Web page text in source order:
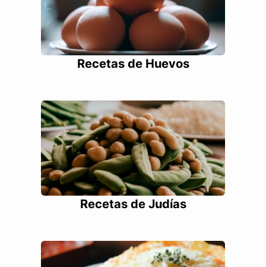
Recetas de Huevos
Recetas de Judías